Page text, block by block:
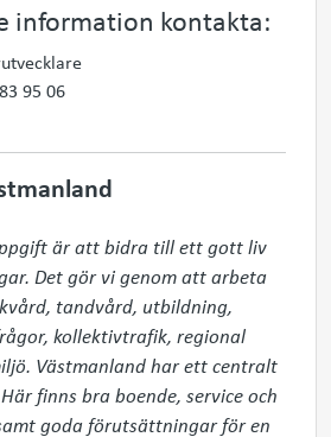
information kontakta:
95 06
är att bidra till ett gott liv
Det gör vi genom att arbeta
tandvård, utbildning,
kollektivtrafik, regional
Västmanland har ett centralt
finns bra boende, service och
goda förutsättningar för en